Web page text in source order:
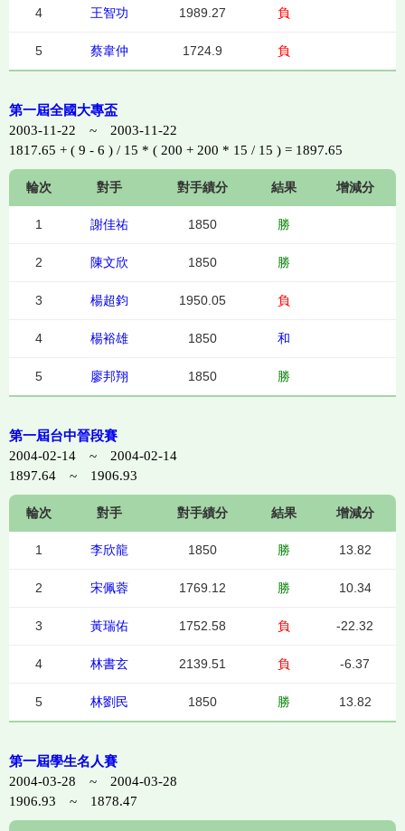
4 王智功 1989.27 負
5 蔡韋仲 1724.9 負
第一屆全國大專盃
2003-11-22 ~ 2003-11-22
1817.65 + ( 9 - 6 ) / 15 * ( 200 + 200 * 15 / 15 ) = 1897.65
輪次 對手 對手績分 結果 增減分
1 謝佳祐 1850 勝
2 陳文欣 1850 勝
3 楊超鈞 1950.05 負
4 楊裕雄 1850 和
5 廖邦翔 1850 勝
第一屆台中晉段賽
2004-02-14 ~ 2004-02-14
1897.64 ~ 1906.93
輪次 對手 對手績分 結果 增減分
1 李欣龍 1850 勝 13.82
2 宋佩蓉 1769.12 勝 10.34
3 黃瑞佑 1752.58 負 -22.32
4 林書玄 2139.51 負 -6.37
5 林劉民 1850 勝 13.82
第一屆學生名人賽
2004-03-28 ~ 2004-03-28
1906.93 ~ 1878.47